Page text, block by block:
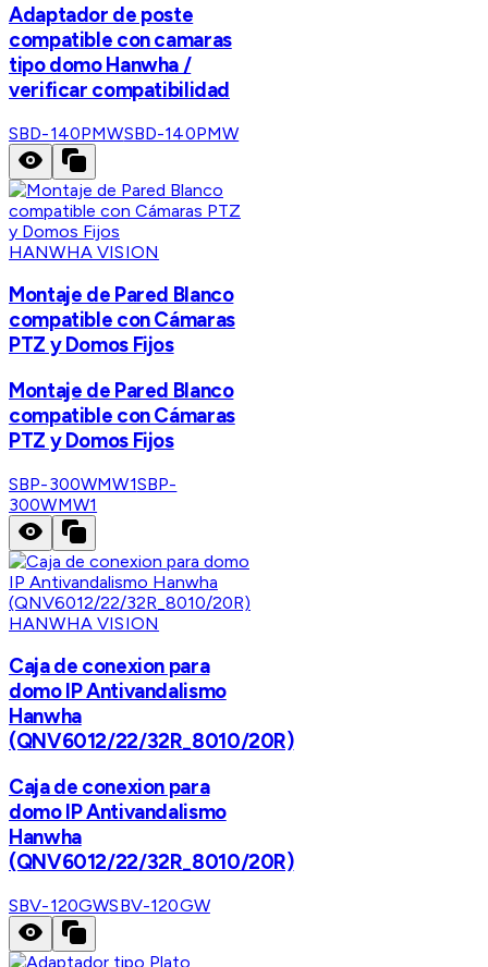
Adaptador de poste
compatible con camaras
tipo domo Hanwha /
verificar compatibilidad
SBD-140PMWSBD-140PMW
HANWHA VISION
Montaje de Pared Blanco
compatible con Cámaras
PTZ y Domos Fijos
Montaje de Pared Blanco
compatible con Cámaras
PTZ y Domos Fijos
SBP-300WMW1SBP-
300WMW1
HANWHA VISION
Caja de conexion para
domo IP Antivandalismo
Hanwha
(QNV6012/22/32R_8010/20R)
Caja de conexion para
domo IP Antivandalismo
Hanwha
(QNV6012/22/32R_8010/20R)
SBV-120GWSBV-120GW